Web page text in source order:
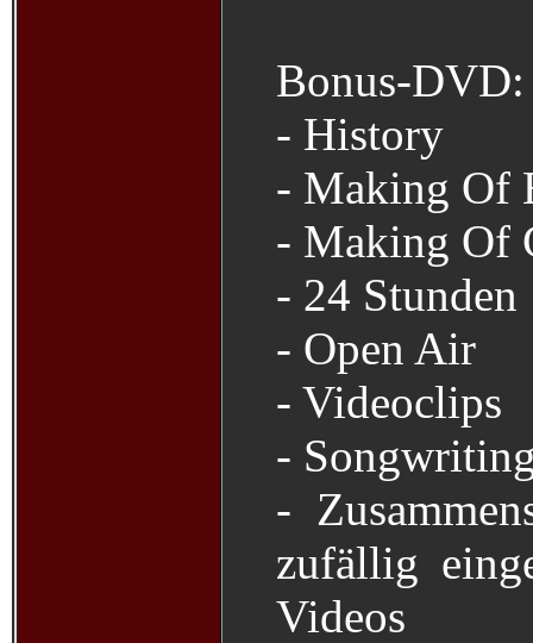
Bonus-DVD:
- History
- Making Of
- Making Of
- 24 Stunden
- Open Air
- Videoclips
-
-
zufällig
Videos